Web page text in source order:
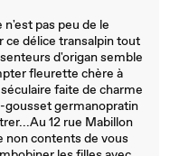
pas peu de le
délice transalpin tout
d'origan semble
fleurette chère à
faite de charme
gousset germanopratin
12 rue Mabillon
non contents de vous